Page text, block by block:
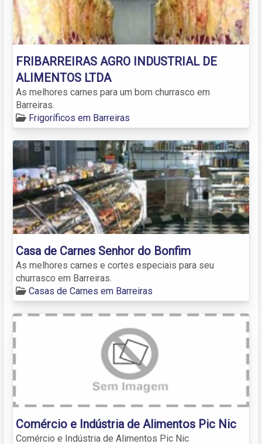
FRIBARREIRAS AGRO INDUSTRIAL DE
ALIMENTOS LTDA
As melhores carnes para um bom churrasco em
Barreiras.
Frigoríficos em Barreiras
Casa de Carnes Senhor do Bonfim
As melhores carnes e cortes especiais para seu
churrasco em Barreiras.
Casas de Carnes em Barreiras
Comércio e Indústria de Alimentos Pic Nic
Comércio e Indústria de Alimentos Pic Nic